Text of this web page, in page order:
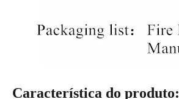
Característica do produto: